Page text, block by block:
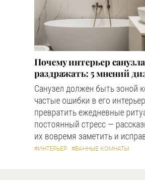
Почему интерьер
раздражать: 5 мнений
Санузел должен быть зоной
частые ошибки в его
превратить ежедневные
постоянный стресс —
их вовремя заметить и
#ИНТЕРЬЕР #ВАННЫЕ КОМНАТЫ